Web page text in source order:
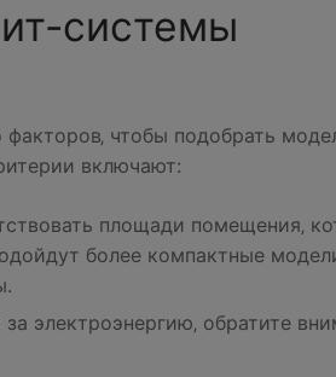
системы
чтобы подобрать
включают:
площади помещения‚
более компактные
электроэнергию‚ обратите